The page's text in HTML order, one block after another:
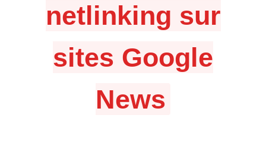
netlinking sur
sites Google
News